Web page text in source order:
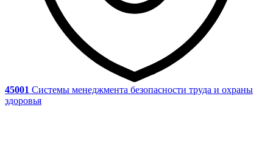
45001 Системы менеджмента безопасности труда и охраны
здоровья